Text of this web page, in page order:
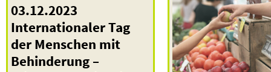
03.12.2023
Internationaler Tag
der Menschen mit
Behinderung –